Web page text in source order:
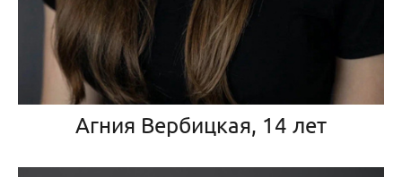
Агния Вербицкая, 14 лет